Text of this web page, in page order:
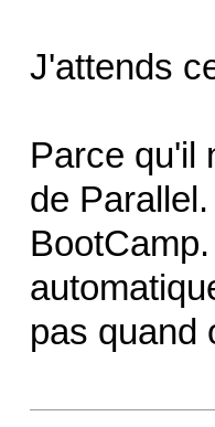
J'attends
Parce qu'il
de
pas quand